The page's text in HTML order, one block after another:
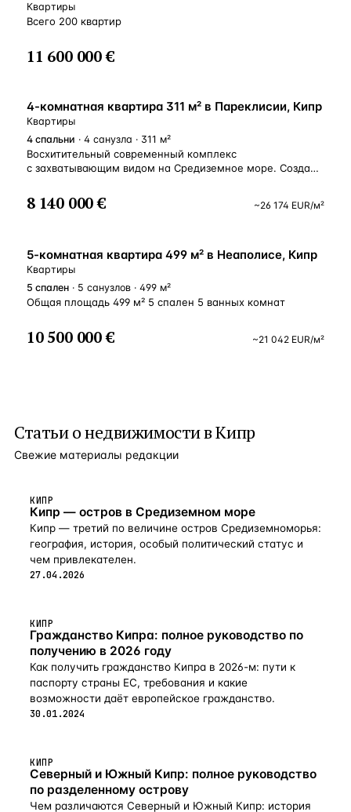
Квартиры
Всего 200 квартир
11 600 000 €
ВНЖ
4-комнатная квартира 311 м² в Пареклисии, Кипр
Квартиры
4 спальни · 4 санузла · 311 м²
Восхитительный современный комплекс
с захватывающим видом на Средиземное море. Создан
моря в лучшем ее проявлении. Capri — произведение
выдающегося исскуства дизайна от ведущего
находится рядом с пристанью для яхт Святого Рафаэля
и лучшими ресторанами Лимассола. Предлагая
культовую жилую роскошь, Capri House — это
элегантный бутик комплекс, всего из 5 апартаментами
и 2-х роскошных пентхаусов с частными бассейнами
кладовая и комната для горничной. В комплексе
8 140 000 € ~26 174 EUR/м²
ВНЖ
5-комнатная квартира 499 м² в Неаполисе, Кипр
Квартиры
5 спален · 5 санузлов · 499 м²
Общая площадь 499 м² 5 спален 5 ванных комнат
10 500 000 € ~21 042 EUR/м²
Статьи онедвижимости в Кипр
Свежие материалы редакции
КИПР
Кипр — остров в Средиземном море
Кипр — третий по величине остров Средиземноморья:
география, история, особый политический статус и
чем привлекателен.
27.04.2026
КИПР
Гражданство Кипра: полное руководство по
получению в 2026 году
Как получить гражданство Кипра в 2026-м: пути к
паспорту страны ЕС, требования и какие
возможности даёт европейское гражданство.
30.01.2024
КИПР
Северный и Южный Кипр: полное руководство
по разделенному острову
Чем различаются Северный и Южный Кипр: история